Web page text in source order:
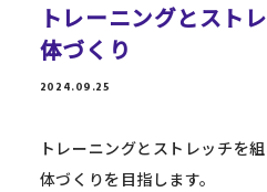
トレーニングとスト
体づくり
2024.09.25
トレーニングとストレッチを
体づくりを目指します。